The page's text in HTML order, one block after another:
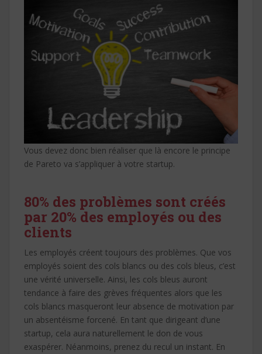
Vous devez donc bien réaliser que là encore le principe
de Pareto va s’appliquer à votre startup.
80% des problèmes sont créés
par 20% des employés ou des
clients
Les employés créent toujours des problèmes. Que vos
employés soient des cols blancs ou des cols bleus, c’est
une vérité universelle. Ainsi, les cols bleus auront
tendance à faire des grèves fréquentes alors que les
cols blancs masqueront leur absence de motivation par
un absentéisme forcené. En tant que dirigeant d’une
startup, cela aura naturellement le don de vous
exaspérer. Néanmoins, prenez du recul un instant. En